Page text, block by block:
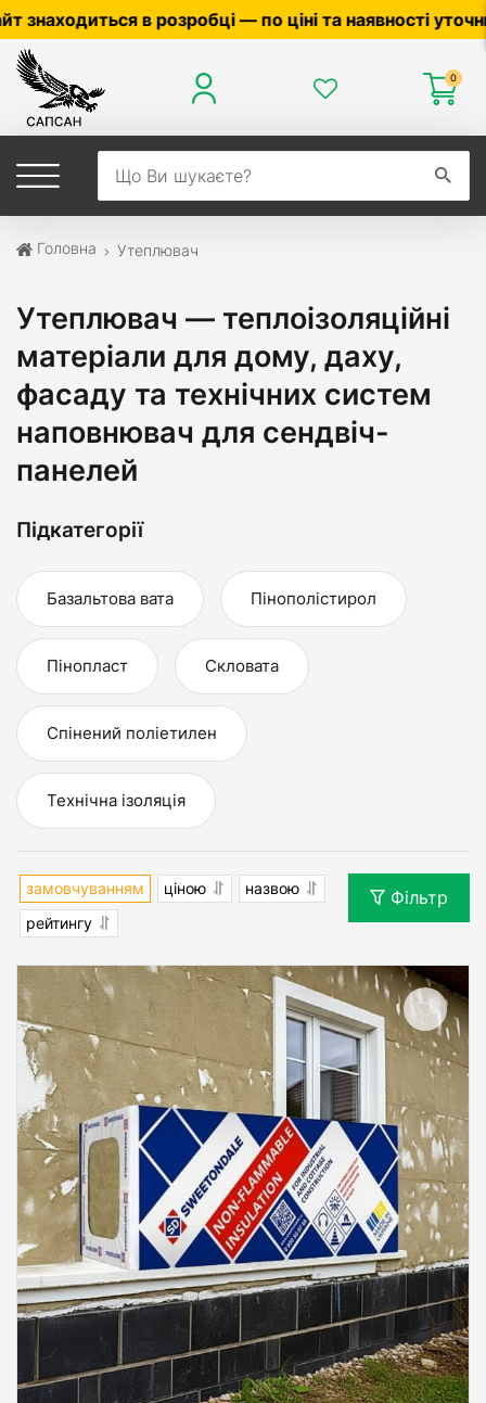
уточнюйте у менеджера ☎0503056010,
0
Головна Утеплювач
Утеплювач — теплоізоляційні
матеріали для дому, даху,
фасаду та технічних систем
наповнювач для сендвіч-
панелей
Підкатегорії
Базальтова вата Пінополістирол
Пінопласт Скловата
Спінений поліетилен
Технічна ізоляція
замовчуванням ціною
назвою
рейтингу
Фільтр